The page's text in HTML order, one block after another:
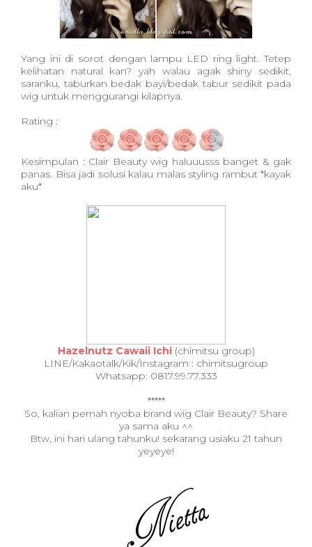
Yang ini di sorot dengan lampu LED ring light. Tetep
kelihatan natural kan? yah walau agak shiny sedikit,
saranku, taburkan bedak bayi/bedak tabur sedikit pada
wig untuk menggurangi kilapnya.
Rating :
Kesimpulan : Clair Beauty wig haluuusss banget & gak
panas. Bisa jadi solusi kalau malas styling rambut *kayak
aku*
Hazelnutz Cawaii Ichi (chimitsu group)
LINE/Kakaotalk/Kik/Instagram : chimitsugroup
Whatsapp: 0817.99.77.333
*****
So, kalian pernah nyoba brand wig Clair Beauty? Share
ya sama aku ^^
Btw, ini hari ulang tahunku! sekarang usiaku 21 tahun
yeyeye!